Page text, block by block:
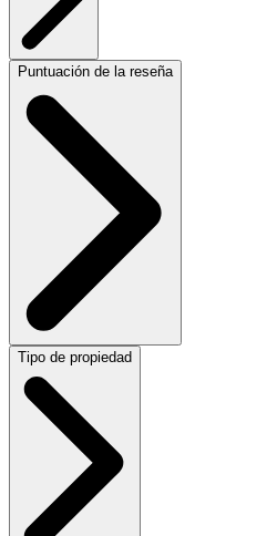
Puntuación de la reseña
Tipo de propiedad